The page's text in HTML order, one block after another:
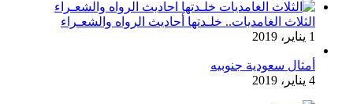
الثلاث الغامديات.. خلـدتها أحاديث الرواه والشعـراء
1 يناير، 2019
أمثال سعودية جنوبيه
4 يناير، 2019